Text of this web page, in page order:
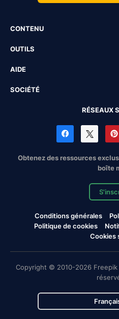
CONTENU
OUTILS
AIDE
SOCIÉTÉ
RÉSEAUX
Obtenez des ressources
boîte
Conditions générales
Politique de cookies
Cookies
Copyright © 2010-2026 Freepik